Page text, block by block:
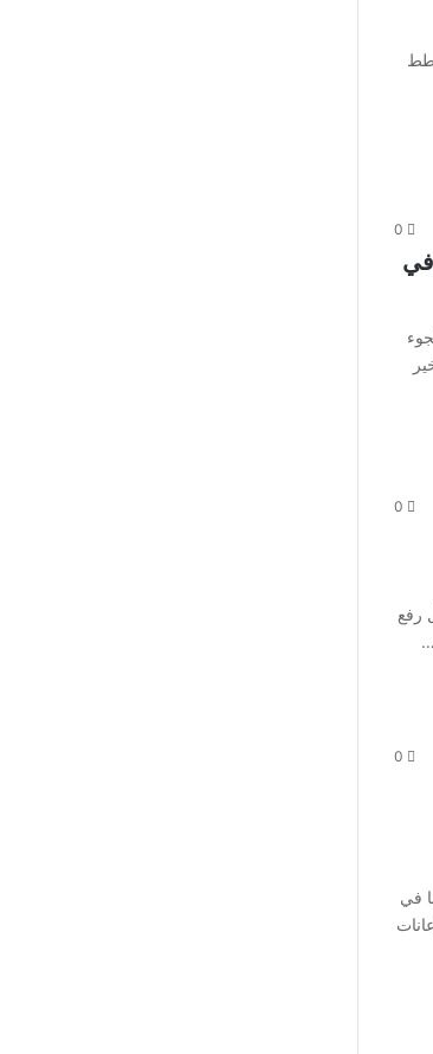
0
في
0
1 يناير 2026 تشمل رفع
0
في هولندا 2026، بما في